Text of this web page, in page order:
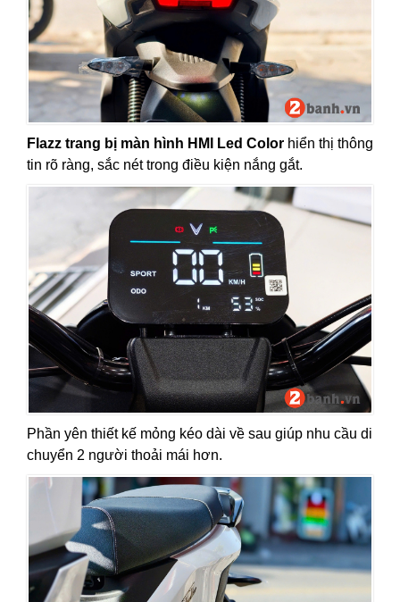
Flazz trang bị màn hình HMI Led Color hiển thị thông
tin rõ ràng, sắc nét trong điều kiện nắng gắt.
Phần yên thiết kế mỏng kéo dài về sau giúp nhu cầu di
chuyển 2 người thoải mái hơn.